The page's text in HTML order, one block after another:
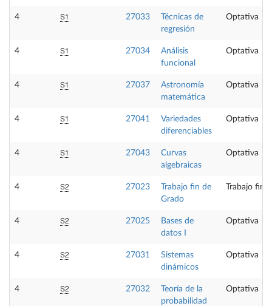
4 S1 27033
Técnicas de
regresión
Optativa
4 S1 27034
Análisis
funcional
Optativa
4 S1 27037
Astronomía
matemática
Optativa
4 S1 27041
Variedades
diferenciables
Optativa
4 S1 27043
Curvas
algebraicas
Optativa
4 S2 27023
Trabajo fin de
Grado
Trabajo fin
4 S2 27025
Bases de
datos I
Optativa
4 S2 27031
Sistemas
dinámicos
Optativa
4 S2 27032
Teoría de la
probabilidad
Optativa